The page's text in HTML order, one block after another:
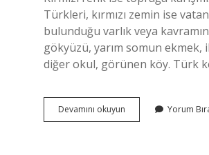
Türkleri, kırmızı zemin ise
bulunduğu varlık veya
gökyüzü, yarım somun ekmek,
diğer okul, görünen köy. Türk
Devamını okuyun
Bayrağı
Yorum